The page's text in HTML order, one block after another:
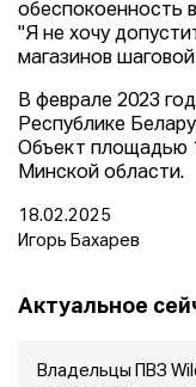
обеспокоенность
"Я не хочу
магазинов
В феврале 2023
Республике
Объект площадью
Минской области.
18.02.2025
Игорь Бахарев
Актуальное
Владельцы ПВЗ